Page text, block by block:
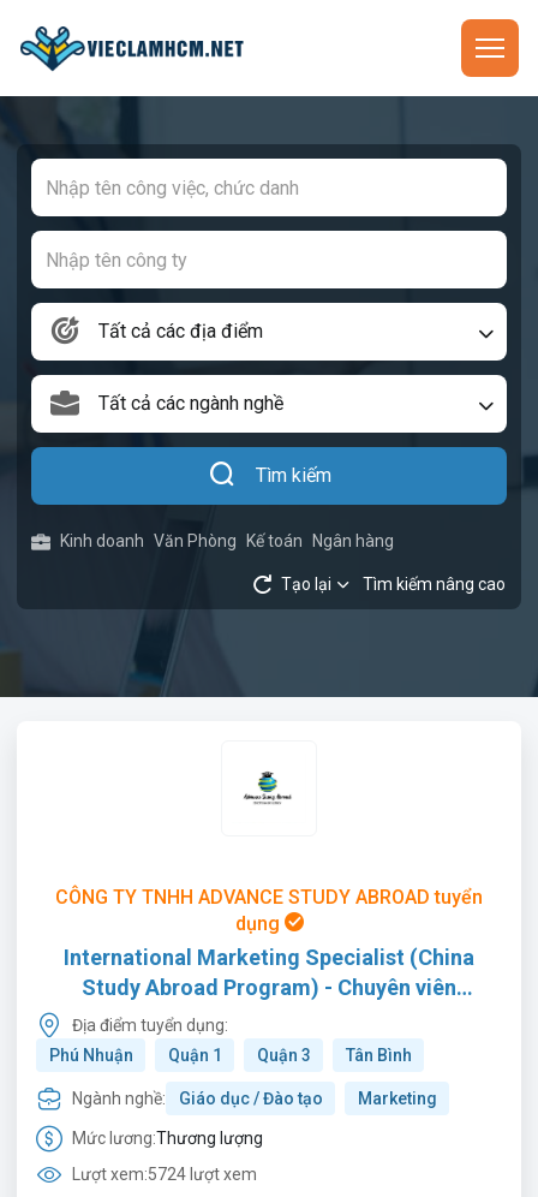
Tất cả các địa điểm
Tất cả các ngành nghề
Tìm kiếm
Kinh doanh Văn Phòng Kế toán Ngân hàng
Tạo lại Tìm kiếm nâng cao
CÔNG TY TNHH ADVANCE STUDY ABROAD tuyển
dụng
International Marketing Specialist (China
Study Abroad Program) - Chuyên viên
Marketing Quốc tế (Phụ trách chương trình Du
học Trung Quốc)
Địa điểm tuyển dụng:
Phú Nhuận
Quận 1 Quận 3 Tân Bình
Ngành nghề: Giáo dục / Đào tạo Marketing
Mức lương:Thương lượng
Lượt xem:5724 lượt xem